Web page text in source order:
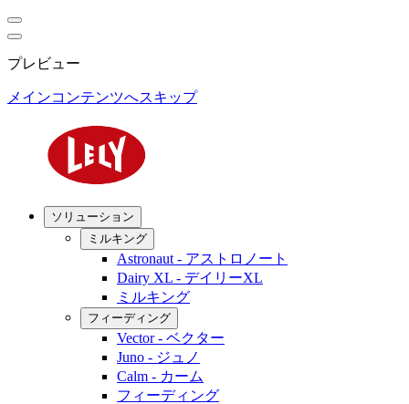
プレビュー
メインコンテンツへスキップ
ソリューション
ミルキング
Astronaut - アストロノート
Dairy XL - デイリーXL
ミルキング
フィーディング
Vector - ベクター
Juno - ジュノ
Calm - カーム
フィーディング